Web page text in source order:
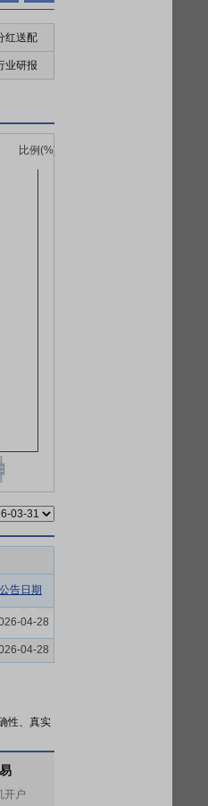
红送配
业研报
公告日期
04-28
04-28
性、真实
开户